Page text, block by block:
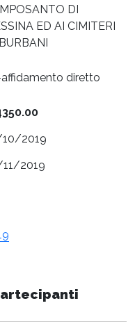
DI
ED AI CIMITERI
diretto
2019
2019